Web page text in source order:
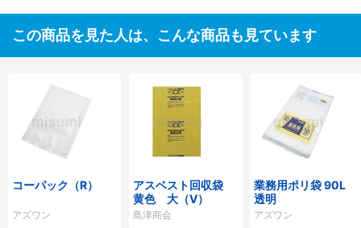
この商品を見た人は、こんな商品も見ています
コーパック（R）
アズワン
アスベスト回収袋
黄色 大（V）
島津商会
業務用ポリ袋 90L
透明
アズワン